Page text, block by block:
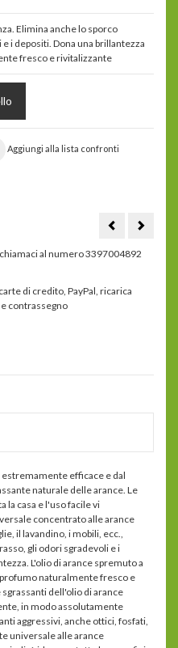
Elimina anche lo sporco
i depositi. Dona una brillantezza
fresco e rivitalizzante
Aggiungi alla lista confronti
Beauty
Bevanda
collagene
al numero 3397004892
di credito, PayPal, ricarica
contrassegno
efficace e dal
naturale delle arance. Le
la casa e l'uso facile vi
concentrato alle arance
il lavandino, i mobili, ecc.,
gli odori sgradevoli e i
L'olio di arance spremuto a
naturalmente fresco e
dell'olio di arance
in modo assolutamente
aggressivi, anche ottici, fosfati,
universale alle arance